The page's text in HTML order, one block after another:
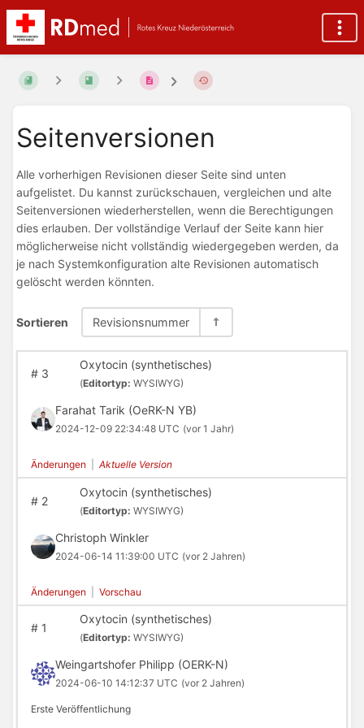
Seitenversionen
Alle vorherhigen Revisionen dieser Seite sind unten
aufgelistet. Du kannst zurückschauen, vergleichen und alte
Seitenversionen wiederherstellen, wenn die Berechtigungen
dies erlauben. Der vollständige Verlauf der Seite kann hier
möglicherweise nicht vollständig wiedergegeben werden, da
je nach Systemkonfiguration alte Revisionen automatisch
gelöscht werden könnten.
Sortieren Revisionsnummer
#3
Oxytocin (synthetisches)
(Editortyp: WYSIWYG)
Farahat Tarik (OeRK-N YB)
2024-12-09 22:34:48 UTC (vor 1 Jahr)
Änderungen Aktuelle Version
#2
Oxytocin (synthetisches)
(Editortyp: WYSIWYG)
Christoph Winkler
2024-06-14 11:39:00 UTC (vor 2 Jahren)
Änderungen Vorschau
#1
Oxytocin (synthetisches)
(Editortyp: WYSIWYG)
Weingartshofer Philipp (OERK-N)
2024-06-10 14:12:37 UTC (vor 2 Jahren)
Erste Veröffentlichung